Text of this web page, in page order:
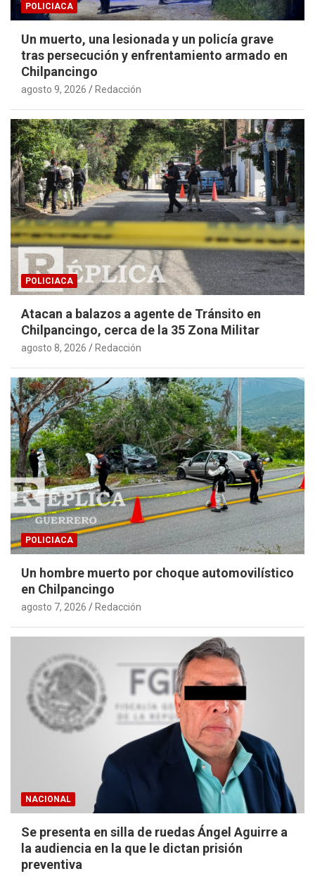
POLICIACA
Un muerto, una lesionada y un policía grave
tras persecución y enfrentamiento armado en
Chilpancingo
agosto 9, 2026 Redacción
POLICIACA
Atacan a balazos a agente de Tránsito en
Chilpancingo, cerca de la 35 Zona Militar
agosto 8, 2026 Redacción
POLICIACA
Un hombre muerto por choque automovilístico
en Chilpancingo
agosto 7, 2026 Redacción
NACIONAL
Se presenta en silla de ruedas Ángel Aguirre a
la audiencia en la que le dictan prisión
preventiva